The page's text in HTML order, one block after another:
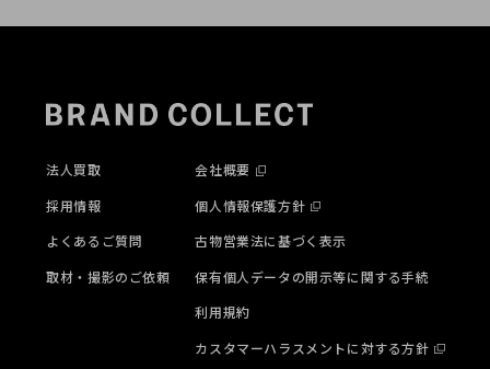
法人買取
採用情報
よくあるご質問
取材・撮影のご依頼
会社概要
個人情報保護方針
古物営業法に基づく表示
保有個人データの開示等に関する手続
利用規約
カスタマーハラスメントに対する方針